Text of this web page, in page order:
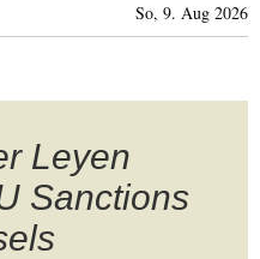
So, 9. Aug 2026
Leyen
Sanctions